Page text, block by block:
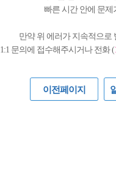
빠른 시간 안에 문
만약 위 에러가 지속적으로
1:1 문의에 접수해주시거나 전화 (
이전페이지